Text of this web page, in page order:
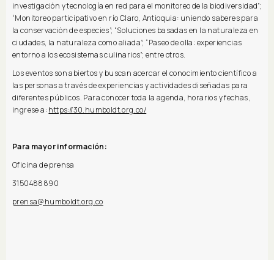
investigación y tecnología en red para el monitoreo de la biodiversidad”;
“Monitoreo participativo en río Claro, Antioquia: uniendo saberes para
la conservación de especies”; “Soluciones basadas en la naturaleza en
ciudades, la naturaleza como aliada”; “Paseo de olla: experiencias
entorno a los ecosistemas culinarios”; entre otros.
Los eventos son abiertos y buscan acercar el conocimiento científico a
las personas a través de experiencias y actividades diseñadas para
diferentes públicos. Para conocer toda la agenda, horarios y fechas,
ingrese a:https://30.humboldt.org.co/
Para mayor información:
Oficina de prensa
3150488890
prensa@humboldt.org.co